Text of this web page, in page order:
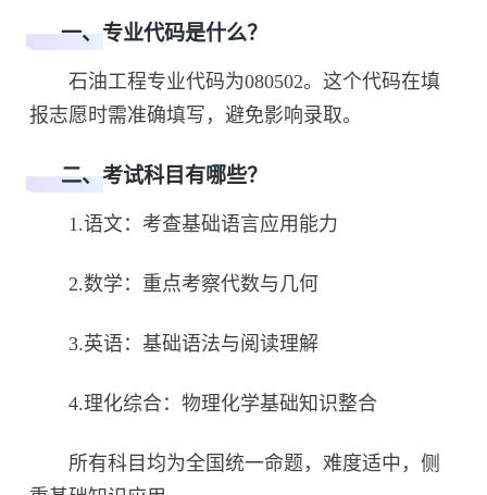
一、专业代码是什么？
石油工程专业代码为080502。这个代码在填
报志愿时需准确填写，避免影响录取。
二、考试科目有哪些？
1.语文：考查基础语言应用能力
2.数学：重点考察代数与几何
3.英语：基础语法与阅读理解
4.理化综合：物理化学基础知识整合
所有科目均为全国统一命题，难度适中，侧